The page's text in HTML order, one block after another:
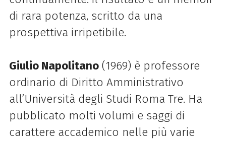
di rara potenza, scritto da una
prospettiva irripetibile.
Giulio Napolitano (1969) è professore
ordinario di Diritto Amministrativo
all’Università degli Studi Roma Tre. Ha
pubblicato molti volumi e saggi di
carattere accademico nelle più varie